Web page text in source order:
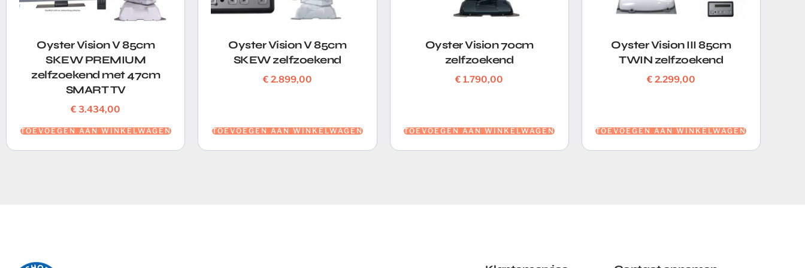
Oyster Vision V 85cm
SKEW PREMIUM
zelfzoekend met 47cm
SMART TV
€ 3.434,00
TOEVOEGEN AAN WINKELWAGEN
Oyster Vision V 85cm
SKEW zelfzoekend
€ 2.899,00
TOEVOEGEN AAN WINKELWAGEN
Oyster Vision 70cm
zelfzoekend
€ 1.790,00
TOEVOEGEN AAN WINKELWAGEN
Oyster Vision III 85cm
TWIN zelfzoekend
€ 2.299,00
TOEVOEGEN AAN WINKELWAGEN